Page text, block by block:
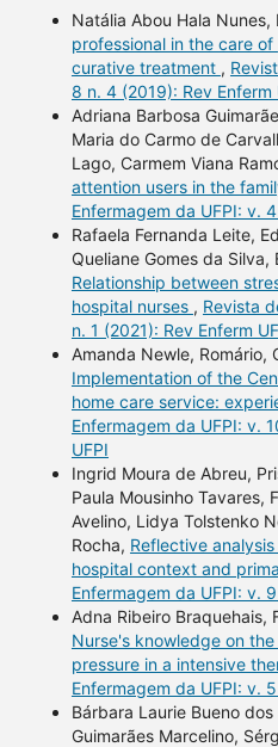
Natália Abou Hala Nunes,
professional in the care
curative treatment ,
8 n. 4 (2019): Rev Enferm
Adriana Barbosa
Maria do Carmo de
Lago, Carmem Viana
attention users in the
Enfermagem da UFPI: v.
Rafaela Fernanda Leite,
Queliane Gomes da Silva,
Relationship between
hospital nurses , Revista
n. 1 (2021): Rev Enferm
Amanda Newle, Romário,
Implementation of the
home care service:
Enfermagem da UFPI: v.
UFPI
Ingrid Moura de Abreu,
Paula Mousinho Tavares,
Avelino, Lidya Tolstenko
Rocha, Reflective
hospital context and
Enfermagem da UFPI: v.
Adna Ribeiro Braquehais,
Nurse's knowledge on
pressure in a intensive
Enfermagem da UFPI: v.
Bárbara Laurie Bueno
Guimarães Marcelino,